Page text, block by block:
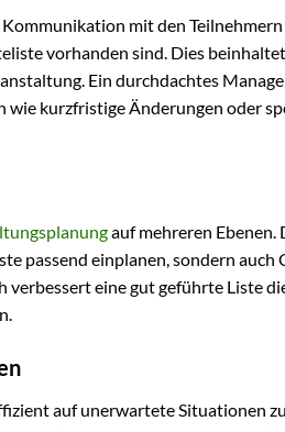
mit den
vorhanden sind. Dies
Ein durchdachtes
kurzfristige Änderungen oder
auf mehreren Ebenen.
passend einplanen, sondern auch
eine gut geführte Liste
auf unerwartete Situationen